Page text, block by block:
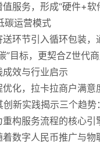
服务，形成“硬件+软
碳运营模式
送环节引入循环包装
”目标，更契合Z世代
成效与行业启示
优化，拉卡拉商户满
创新实践揭示三个趋势
构服务流程的核心引
数字人民币推广与物